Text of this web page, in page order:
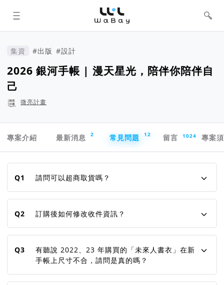
WaBay 挖貝 | 台灣最值得信賴的群眾
集資 / 群眾募資平台
集資 #出版 #設計
2026 銀河手帳 | 漫天星光，陪伴你陪伴自
己
微亮計畫
專案介紹
最新消息 2 常見問題 12 留言 1024 專案
Q1
請問可以超商取貨嗎？
Q2 訂購後如何修改收件資訊？
Q3
有聽說 2022、23 年購買的「未來人書衣」在新
手帳上尺寸不合，請問是真的嗎？